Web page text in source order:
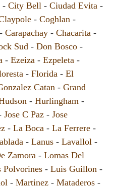
- City Bell - Ciudad Evita -
- Coghlan -
- Carapachay - Chacarita -
Sud - Don Bosco -
- Ezeiza - Ezpeleta -
- Florida - El
Catan - Grand
- Hurlingham -
Jose C Paz - Jose
- La Boca - La Ferrere -
- Lanus - Lavallol -
Zamora - Lomas Del
Polvorines - Luis Guillon -
- Martinez - Mataderos -